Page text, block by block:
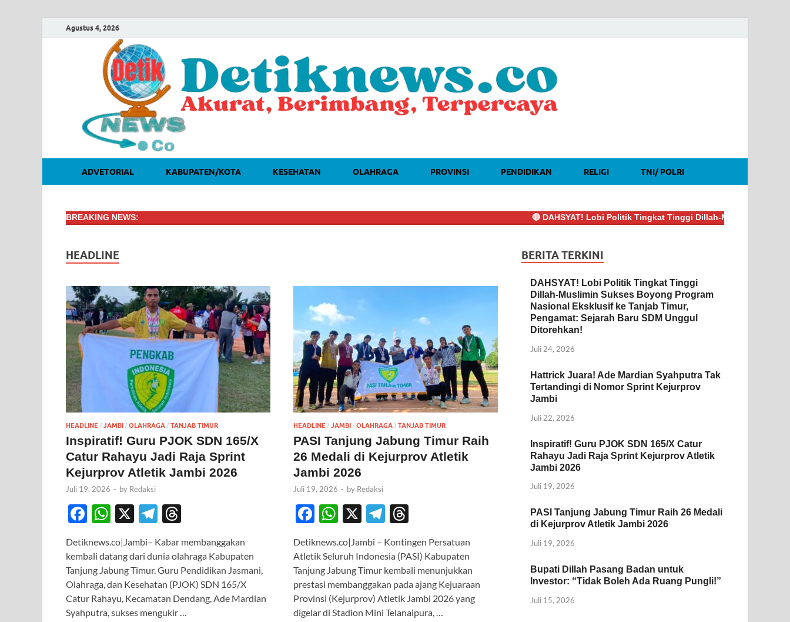
Agustus 4, 2026
ADVETORIAL KABUPATEN/KOTA KESEHATAN OLAHRAGA PROVINSI PENDIDIKAN RELIGI TNI/ POLRI
BREAKING NEWS: DAHSYAT! Lobi Politik Tingkat Tinggi Dillah-Muslimin Sukses
HEADLINE
HEADLINE / JAMBI / OLAHRAGA / TANJAB TIMUR
Inspiratif! Guru PJOK SDN 165/X
Catur Rahayu Jadi Raja Sprint
Kejurprov Atletik Jambi 2026
Juli 19, 2026 - by Redaksi
F
e
b
o
o
W
at
s
A
p
X
T
e
gr
a
m
e
a
ds
Detiknews.co|Jambi– Kabar membanggakan
kembali datang dari dunia olahraga Kabupaten
Tanjung Jabung Timur. Guru Pendidikan Jasmani,
Olahraga, dan Kesehatan (PJOK) SDN 165/X
Catur Rahayu, Kecamatan Dendang, Ade Mardian
Syahputra, sukses mengukir …
HEADLINE / JAMBI / OLAHRAGA / TANJAB TIMUR
PASI Tanjung Jabung Timur Raih
26 Medali di Kejurprov Atletik
Jambi 2026
Juli 19, 2026 - by Redaksi
F
e
b
o
o
W
at
s
A
p
X
T
e
gr
a
m
e
a
ds
Detiknews.co|Jambi – Kontingen Persatuan
Atletik Seluruh Indonesia (PASI) Kabupaten
Tanjung Jabung Timur kembali menunjukkan
prestasi membanggakan pada ajang Kejuaraan
Provinsi (Kejurprov) Atletik Jambi 2026 yang
digelar di Stadion Mini Telanaipura, …
BERITA TERKINI
DAHSYAT! Lobi Politik Tingkat Tinggi
Dillah-Muslimin Sukses Boyong Program
Nasional Eksklusif ke Tanjab Timur,
Pengamat: Sejarah Baru SDM Unggul
Ditorehkan!
Juli 24, 2026
Hattrick Juara! Ade Mardian Syahputra Tak
Tertandingi di Nomor Sprint Kejurprov
Jambi
Juli 22, 2026
Inspiratif! Guru PJOK SDN 165/X Catur
Rahayu Jadi Raja Sprint Kejurprov Atletik
Jambi 2026
Juli 19, 2026
PASI Tanjung Jabung Timur Raih 26 Medali
di Kejurprov Atletik Jambi 2026
Juli 19, 2026
Bupati Dillah Pasang Badan untuk
Investor: “Tidak Boleh Ada Ruang Pungli!”
Juli 15, 2026